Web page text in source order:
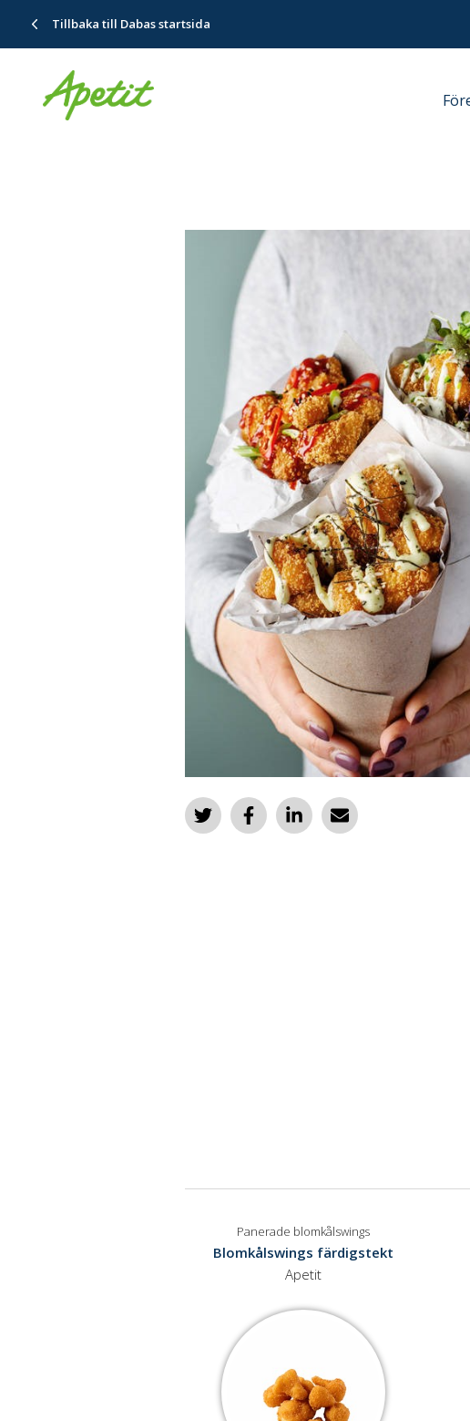
Tillbaka till Dabas startsida
Panerade blomkålswings
Blomkålswings färdigstekt
Apetit